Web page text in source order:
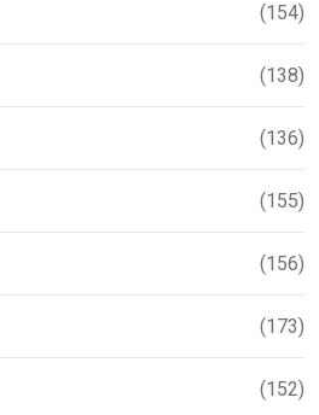
(154)
(138)
(136)
(155)
(156)
(173)
(152)